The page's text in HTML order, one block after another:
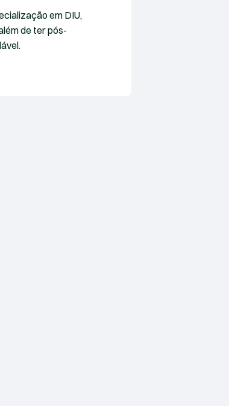
em DIU,
de ter pós-